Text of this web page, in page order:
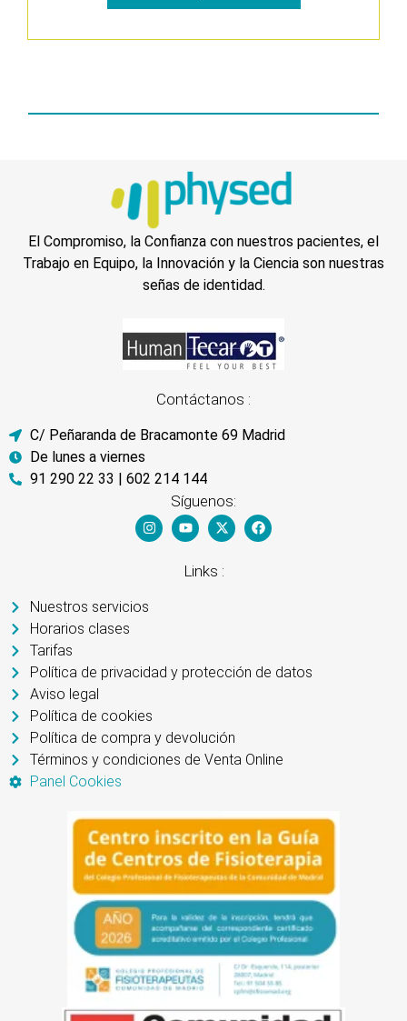
El Compromiso, la Confianza con nuestros pacientes, el
Trabajo en Equipo, la Innovación y la Ciencia son nuestras
señas de identidad.
Contáctanos :
C/ Peñaranda de Bracamonte 69 Madrid
De lunes a viernes
91 290 22 33 | 602 214 144
Síguenos:
Links :
Nuestros servicios
Horarios clases
Tarifas
Política de privacidad y protección de datos
Aviso legal
Política de cookies
Política de compra y devolución
Términos y condiciones de Venta Online
Panel Cookies